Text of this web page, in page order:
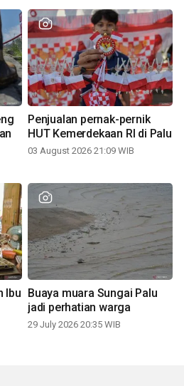
Penjualan pernak-pernik
HUT Kemerdekaan RI di Palu
03 August 2026 21:09 WIB
Ibu Buaya muara Sungai Palu
jadi perhatian warga
29 July 2026 20:35 WIB